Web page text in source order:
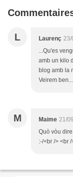
L Laurenç 23/
...Qu'es
amb un kilo
blog amb la
Veirem
M Maime 21/
Quò vòu
:-/<br /> <br